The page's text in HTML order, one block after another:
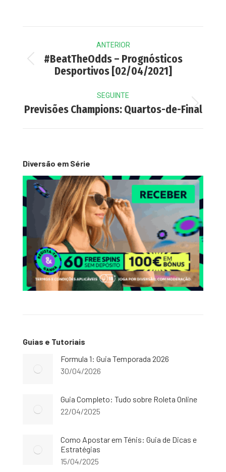
navigation
ANTERIOR
Previous
post:
#BeatTheOdds – Prognósticos
Desportivos [02/04/2021]
SEGUINTE
Next
Previsões Champions: Quartos-de-Final
Diversão em Série
Guias e Tutoriais
Formula 1: Guia Temporada 2026
30/04/2026
Guia Completo: Tudo sobre Roleta Online
22/04/2025
Como Apostar em Ténis: Guia de Dicas e
Estratégias
15/04/2025